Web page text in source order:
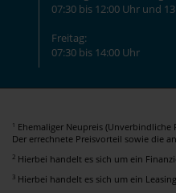
07:30 bis 12:00 Uhr und
Freitag:
07:30 bis 14:00 Uhr
1 Ehemaliger Neupreis (Unverbindliche
Der errechnete Preisvorteil sowie die
2 Hierbei handelt es sich um ein
3 Hierbei handelt es sich um ein